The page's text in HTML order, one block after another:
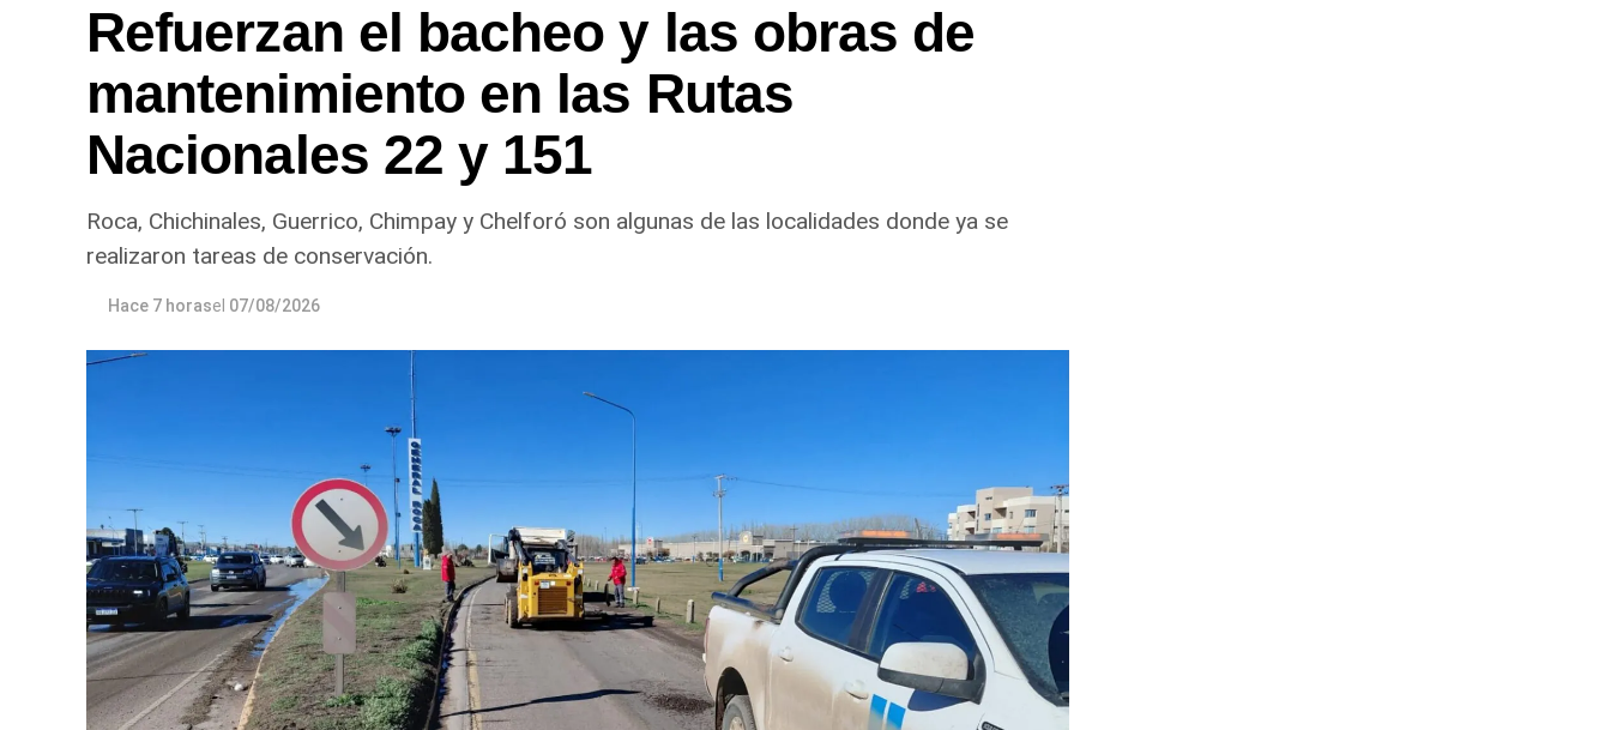
Refuerzan el bacheo y las obras de
mantenimiento en las Rutas
Nacionales 22 y 151
Roca, Chichinales, Guerrico, Chimpay y Chelforó son algunas de las localidades donde ya se
realizaron tareas de conservación.
Hace 7 horasel 07/08/2026